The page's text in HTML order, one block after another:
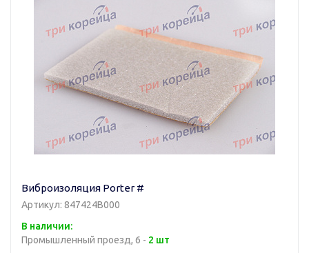
Виброизоляция Porter #
Артикул: 847424B000
В наличии:
Промышленный проезд, 6 - 2 шт